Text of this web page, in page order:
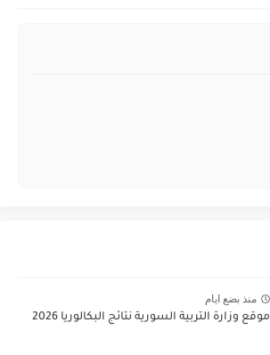
منذ بضع ايام
موقع وزارة التربية السورية نتائج البكالوريا 2026